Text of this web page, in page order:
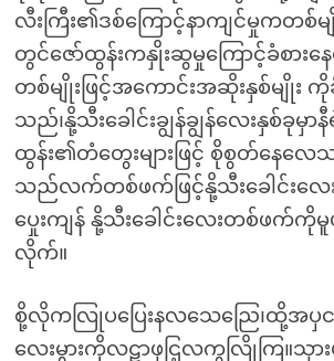
လီးကြီး၏ဒစ်ကြောင့်နာကျင်မှုကတစ်မျို
တွင်ဇော်ထွန်းကနှိုးဆွမှုကြောင့်ခံစား
တစ်မျိုးဖြင့်အကောင်းအဆိုးနှစ်မျိုး ကို
သည်၊နို့သီးခေါင်းချွန်ချွန်လေးနှစ်ခုမှာ
ထွန်း၏တံတွေးများဖြင့် စိုစွတ်နေလေ
သည်လက်တစ်ဖက်ဖြင့်နို့သီးခေါင်းလေ
ပှေုးကျန် နို့သီးခေါင်းလေးတစ်ဖက်ကိုမူပ
လိုက်။
စို့လိုကလြုပပြေးနလသေညြေ၊ထို့အပှငန
လေးမွားကိုလဋာဖှငြ့လကွလြိုကြ။သှ